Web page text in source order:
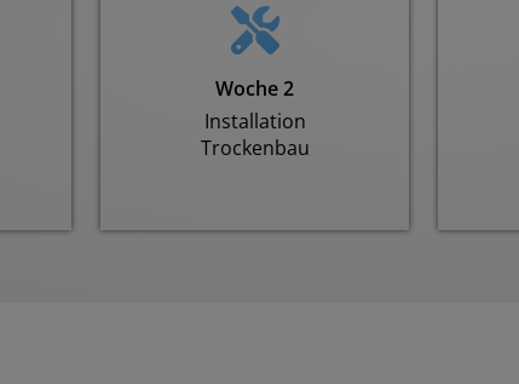
Woche 2
Installation
Trockenbau